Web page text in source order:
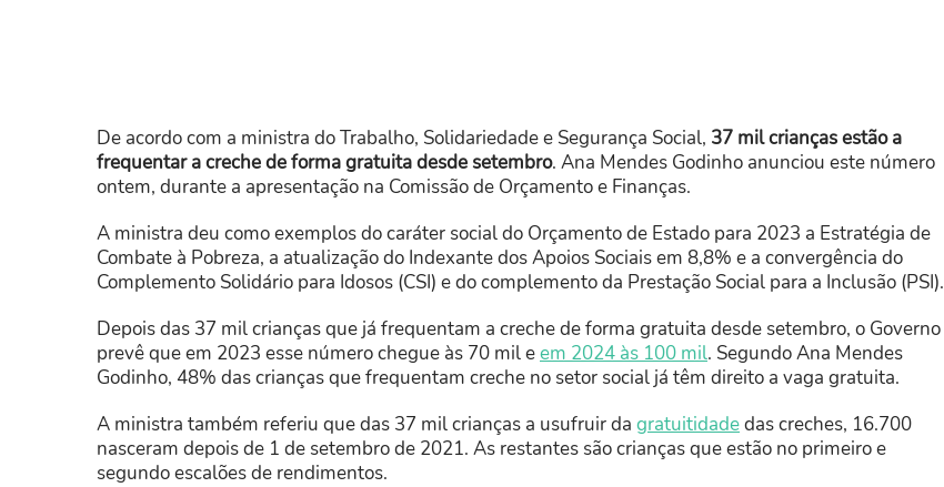
De acordo com a ministra do Trabalho, Solidariedade e Segurança Social, 37 mil crianças estão a
frequentar a creche de forma gratuita desde setembro. Ana Mendes Godinho anunciou este número
ontem, durante a apresentação na Comissão de Orçamento e Finanças.
A ministra deu como exemplos do caráter social do Orçamento de Estado para 2023 a Estratégia de
Combate à Pobreza, a atualização do Indexante dos Apoios Sociais em 8,8% e a convergência do
Complemento Solidário para Idosos (CSI) e do complemento da Prestação Social para a Inclusão (PSI).
Depois das 37 mil crianças que já frequentam a creche de forma gratuita desde setembro, o Governo
prevê que em 2023 esse número chegue às 70 mil eem 2024 às 100 mil. Segundo Ana Mendes
Godinho, 48% das crianças que frequentam creche no setor social já têm direito a vaga gratuita.
A ministra também referiu que das 37 mil crianças a usufruir da gratuitidadedas creches, 16.700
nasceram depois de 1 de setembro de 2021. As restantes são crianças que estão no primeiro e
segundo escalões de rendimentos.